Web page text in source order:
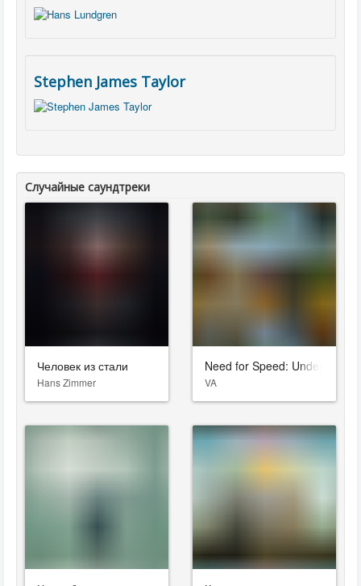
Stephen James Taylor
Случайные саундтреки
Человек из стали
Hans Zimmer
Need for Speed:
VA